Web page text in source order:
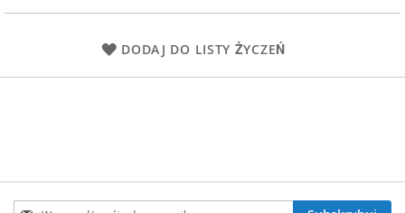
DODAJ DO LISTY ŻYCZEŃ
Subskrybuj